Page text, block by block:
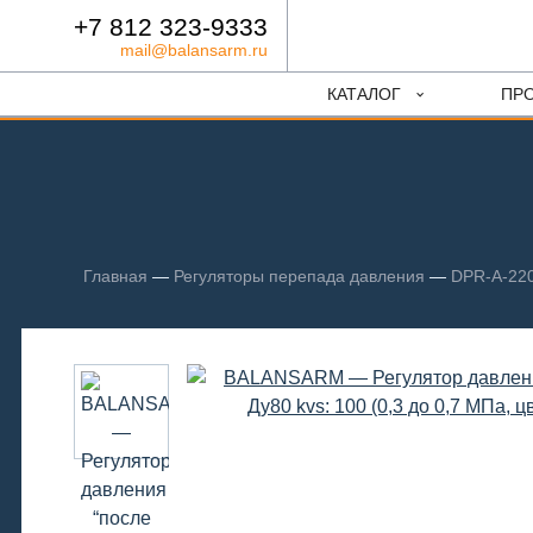
+7 812 323-9333
mail@balansarm.ru
КАТАЛОГ
Главная — Регуляторы перепада давления — DPR-A-